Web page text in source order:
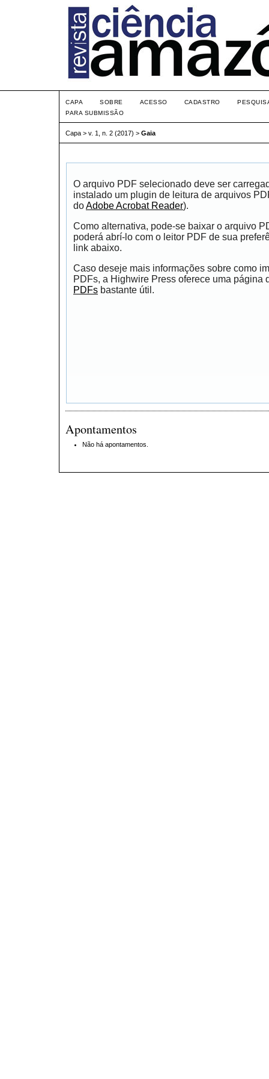
CAPA SOBRE ACESSO CADASTRO
PARA SUBMISSÃO
Capa > v. 1, n. 2 (2017) > Gaia
O arquivo PDF selecionado deve ser
instalado um plugin de leitura de arquivos
doAdobe Acrobat Reader).
Como alternativa, pode-se baixar o arquivo
poderá abrí-lo com o leitor PDF de sua
link abaixo.
Caso deseje mais informações sobre como
PDFs, a Highwire Press oferece uma página
PDFs bastante útil.
Apontamentos
Não há apontamentos.